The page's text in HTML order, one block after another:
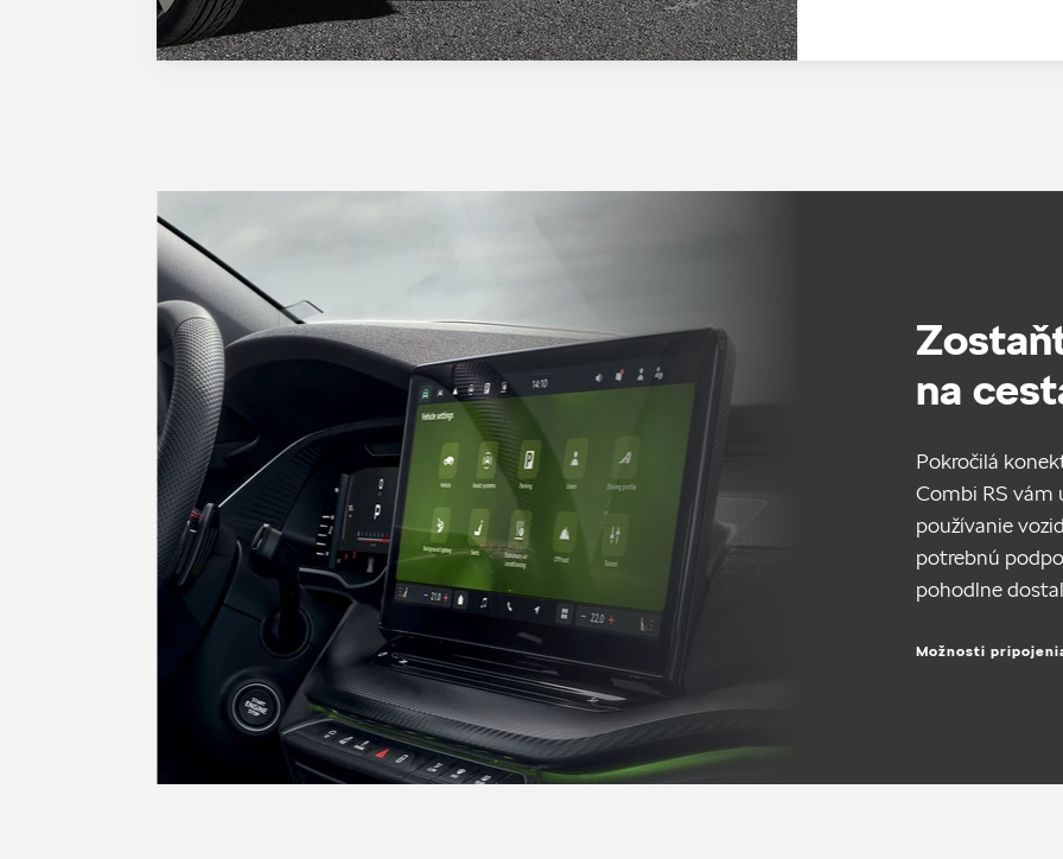
na
Pokročilá
Combi RS vám
používanie
potrebnú
pohodlne
Možnosti